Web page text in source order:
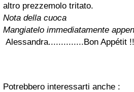
altro prezzemolo tritato.
Nota della cuoca
Mangiatelo immediatamente
Alessandra..............Bon Appétit
Potrebbero interessarti anche :